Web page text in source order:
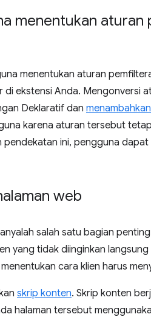
menentukan
menentukan aturan
di ekstensi Anda. Mengonversi
Deklaratif dan
karena aturan tersebut
pendekatan ini, pengguna
web
salah satu bagian
yang tidak diinginkan
menentukan cara klien harus
skrip konten. Skrip konten
halaman tersebut